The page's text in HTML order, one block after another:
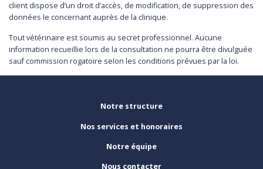
client dispose d’un droit d’accès, de modification, de suppression des
données le concernant auprès de la clinique.
Tout vétérinaire est soumis au secret professionnel. Aucune
information recueillie lors de la consultation ne pourra être divulguée
sauf commission rogatoire selon les conditions prévues par la loi.
Notre structure
Nos services et honoraires
Notre équipe
Nous contacter